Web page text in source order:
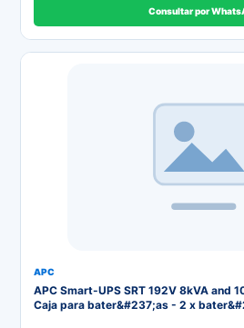
Consultar por
APC
APC Smart-UPS SRT 192V 8kVA and
Caja para bater&#237;as - 2 x